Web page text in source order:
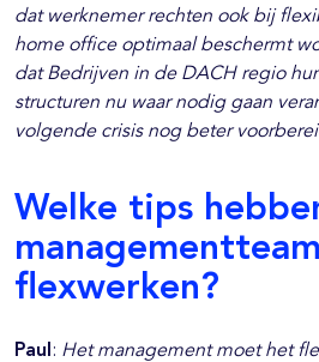
dat werknemer rechten ook bij
home office optimaal beschermt
dat Bedrijven in de DACH regio
structuren nu waar nodig gaan
volgende crisis nog beter
Welke tips
flexwerken?
Paul : Het management moet het